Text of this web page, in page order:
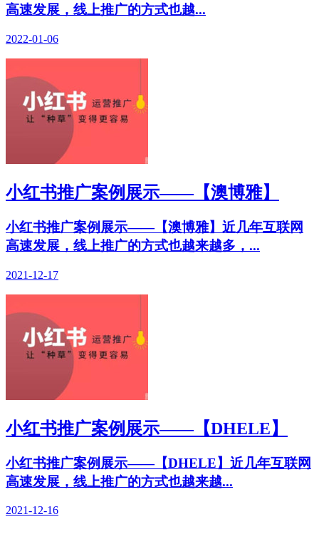
高速发展，线上推广的方式也越...
2022-01-06
小红书推广案例展示——【澳博雅】
小红书推广案例展示——【澳博雅】近几年互联网
高速发展，线上推广的方式也越来越多，...
2021-12-17
小红书推广案例展示——【DHELE】
小红书推广案例展示——【DHELE】近几年互联网
高速发展，线上推广的方式也越来越...
2021-12-16